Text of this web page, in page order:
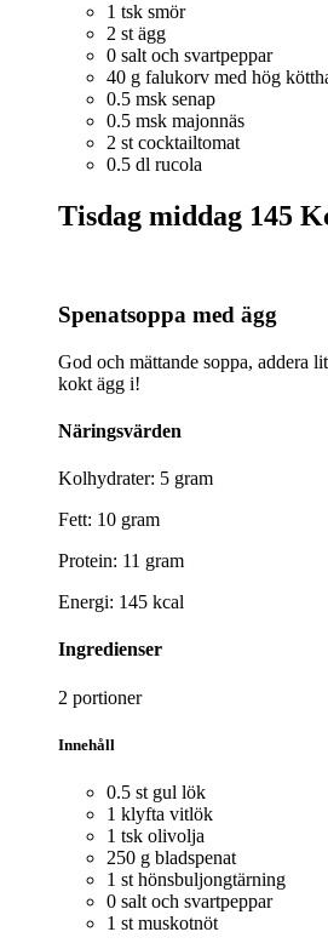
1 tsk smör
2 st ägg
0 salt och svartpeppar
40 g falukorv med hög
0.5 msk senap
0.5 msk majonnäs
2 st cocktailtomat
0.5 dl rucola
Tisdag middag 145
Spenatsoppa med ägg
God och mättande soppa, addera
kokt ägg i!
Näringsvärden
Kolhydrater: 5 gram
Fett: 10 gram
Protein: 11 gram
Energi: 145 kcal
Ingredienser
2 portioner
Innehåll
0.5 st gul lök
1 klyfta vitlök
1 tsk olivolja
250 g bladspenat
1 st hönsbuljongtärning
0 salt och svartpeppar
1 st muskotnöt